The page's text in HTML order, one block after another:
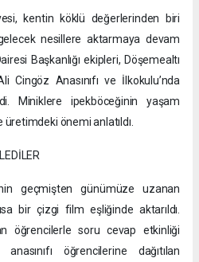
kentin köklü değerlerinden biri
nesillere aktarmaya devam
Başkanlığı ekipleri, Döşemealtı
Cingöz Anasınıfı ve İlkokulu’nda
Miniklere ipekböceğinin yaşam
önemi anlatıldı.
geçmişten günümüze uzanan
bir çizgi film eşliğinde aktarıldı.
öğrencilerle soru cevap etkinliği
öğrencilerine dağıtılan